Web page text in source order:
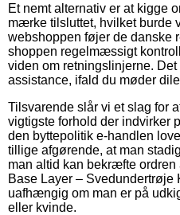
Et nemt alternativ er at kigge
mærke tilsluttet, hvilket burde
webshoppen føjer de danske
shoppen regelmæssigt
viden om retningslinjerne.
assistance, ifald du møder
Tilsvarende slår vi et slag for
vigtigste forhold der indvirker
den byttepolitik e-handlen
tillige afgørende, at man
man altid kan bekræfte ordren
Base Layer – Svedundertrøje
uafhængig om man er på
eller kvinde.